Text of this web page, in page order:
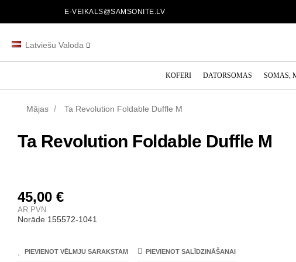
E-VEIKALS@SAMSONITE.LV
Latviešu Valoda
KOFERI DATORSOMAS SOMAS,
Mājas Ta Revolution Foldable Duffle M
Ta Revolution Foldable Duffle M
45,00 €
AR PVN
Norāde 155572-1041
PIEVIENOT VĒLMJU SARAKSTAM PIEVIENOT SALĪDZINĀŠANAI